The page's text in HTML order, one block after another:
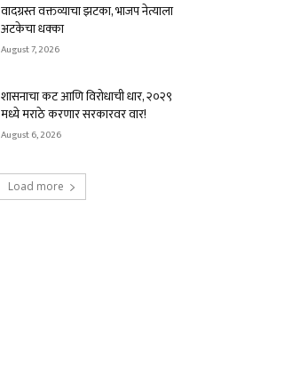
वादग्रस्त वक्तव्याचा झटका, भाजप नेत्याला
अटकेचा धक्का
August 7, 2026
शासनाचा कट आणि विरोधाची धार, २०२९
मध्ये मराठे करणार सरकारवर वार!
August 6, 2026
Load more